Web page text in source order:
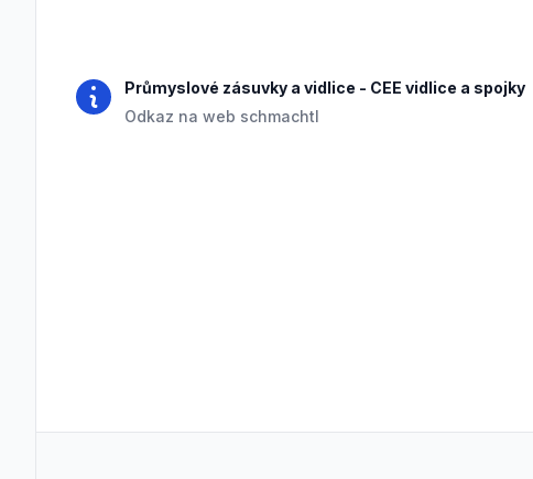
Průmyslové zásuvky a vidlice - CEE vidlice a spojky
Odkaz na web schmachtl